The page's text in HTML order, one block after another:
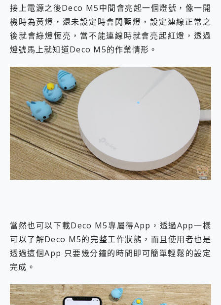
接上電源之後Deco M5中間會亮起一個燈號，像一開
機時為黃燈，還未設定時會閃藍燈，設定連線正常之
後就會綠燈恆亮，當不能連線時就會亮起紅燈，透過
燈號馬上就知道Deco M5的作業情形。
當然也可以下載Deco M5專屬得App，透過App一樣
可以了解Deco M5的完整工作狀態，而且使用者也是
透過這個App 只要幾分鐘的時間即可簡單輕鬆的設定
完成。